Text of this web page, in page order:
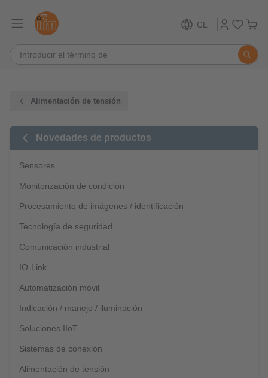
CL
Alimentación de tensión
Novedades de productos
Sensores
Monitorización de condición
Procesamiento de imágenes / identificación
Tecnología de seguridad
Comunicación industrial
IO-Link
Automatización móvil
Indicación / manejo / iluminación
Soluciones IIoT
Sistemas de conexión
Alimentación de tensión